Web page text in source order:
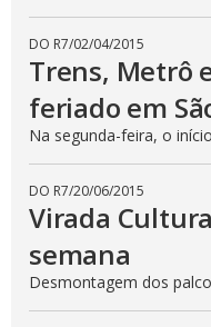
DO R7/02/04/2015
Trens, Metrô
feriado em
Na segunda-feira, o
DO R7/20/06/2015
Virada
semana
Desmontagem dos